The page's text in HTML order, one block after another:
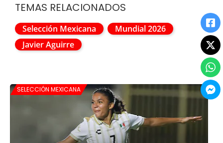
TEMAS RELACIONADOS
Selección Mexicana
Mundial 2026
Javier Aguirre
SELECCIÓN MEXICANA